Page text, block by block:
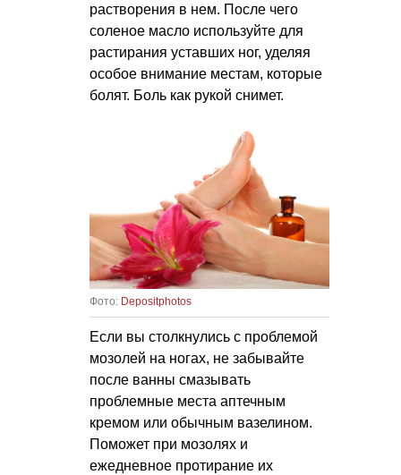
растворения в нем. После чего
соленое масло используйте для
растирания уставших ног, уделяя
особое внимание местам, которые
болят. Боль как рукой снимет.
Фото: Depositphotos
Если вы столкнулись с проблемой
мозолей на ногах, не забывайте
после ванны смазывать
проблемные места аптечным
кремом или обычным вазелином.
Поможет при мозолях и
ежедневное протирание их